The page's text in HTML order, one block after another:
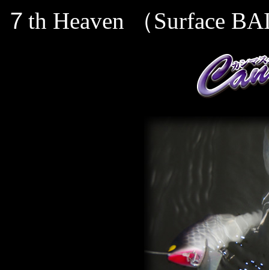
７th Heaven （Surface